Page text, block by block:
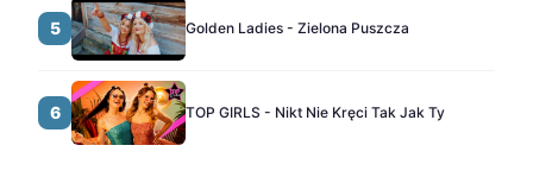
5 Golden Ladies - Zielona Puszcza
6 TOP GIRLS - Nikt Nie Kręci Tak Jak Ty